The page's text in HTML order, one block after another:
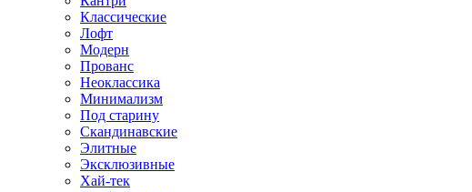
Классические
Лофт
Модерн
Прованс
Неоклассика
Минимализм
Под старину
Скандинавские
Элитные
Эксклюзивные
Хай-тек